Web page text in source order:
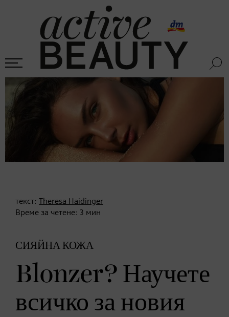
текст:
Theresa Haidinger
Време за четене: 3 мин
СИЯЙНА КОЖА
Blonzer? Научете
всичко за новия